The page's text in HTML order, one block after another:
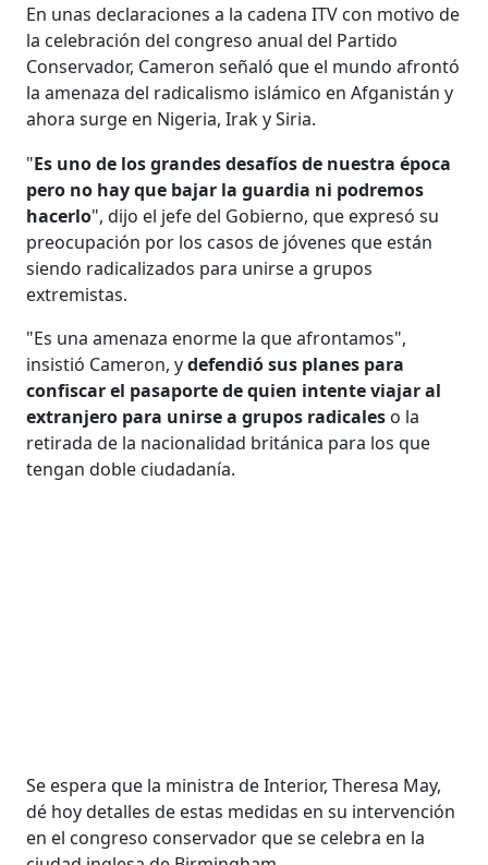
En unas declaraciones a la cadena ITV con motivo de
la celebración del congreso anual del Partido
Conservador, Cameron señaló que el mundo afrontó
la amenaza del radicalismo islámico en Afganistán y
ahora surge en Nigeria, Irak y Siria.
"Es uno de los grandes desafíos de nuestra época
pero no hay que bajar la guardia ni podremos
hacerlo", dijo el jefe del Gobierno, que expresó su
preocupación por los casos de jóvenes que están
siendo radicalizados para unirse a grupos
extremistas.
"Es una amenaza enorme la que afrontamos",
insistió Cameron, ydefendió sus planes para
confiscar el pasaporte de quien intente viajar al
extranjero para unirse a grupos radicales o la
retirada de la nacionalidad británica para los que
tengan doble ciudadanía.
Se espera que la ministra de Interior, Theresa May,
dé hoy detalles de estas medidas en su intervención
en el congreso conservador que se celebra en la